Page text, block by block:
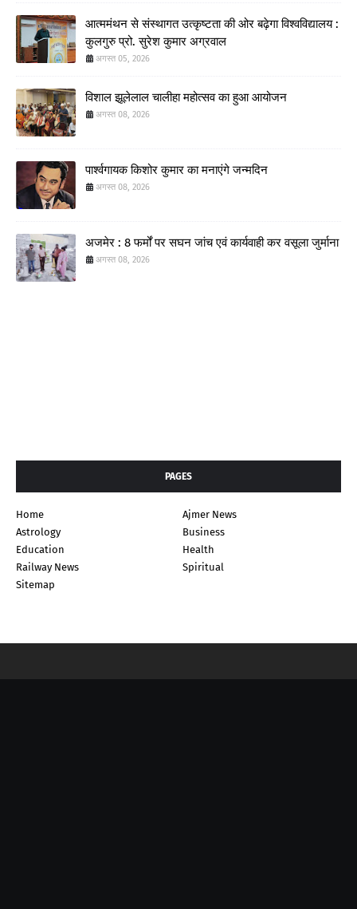
आत्ममंथन से संस्थागत उत्कृष्टता की ओर बढ़ेगा विश्वविद्यालय :
कुलगुरु प्रो. सुरेश कुमार अग्रवाल
अगस्त 05, 2026
विशाल झूलेलाल चालीहा महोत्सव का हुआ आयोजन
अगस्त 08, 2026
पार्श्वगायक किशोर कुमार का मनाएंगे जन्मदिन
अगस्त 08, 2026
अजमेर : 8 फर्मों पर सघन जांच एवं कार्यवाही कर वसूला जुर्माना
अगस्त 08, 2026
PAGES
Home
Ajmer News
Astrology
Business
Education
Health
Railway News
Spiritual
Sitemap